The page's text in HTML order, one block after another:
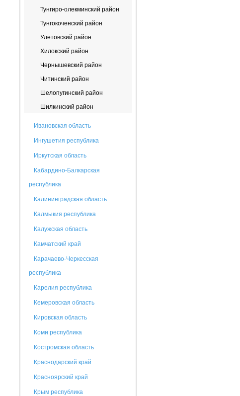
Тунгиро-олекминский район
Тунгокоченский район
Улетовский район
Хилокский район
Чернышевский район
Читинский район
Шелопугинский район
Шилкинский район
Ивановская область
Ингушетия республика
Иркутская область
Кабардино-Балкарская
республика
Калининградская область
Калмыкия республика
Калужская область
Камчатский край
Карачаево-Черкесская
республика
Карелия республика
Кемеровская область
Кировская область
Коми республика
Костромская область
Краснодарский край
Красноярский край
Крым республика